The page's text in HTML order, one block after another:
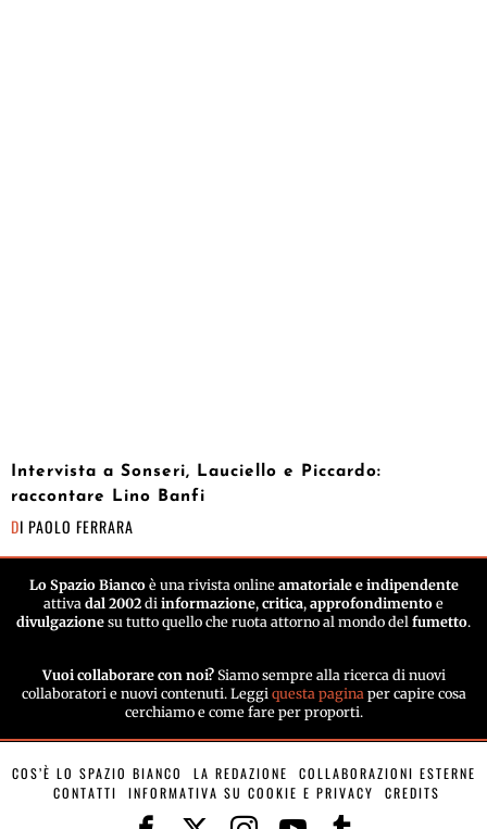
Intervista a Sonseri, Lauciello e Piccardo:
raccontare Lino Banfi
DI PAOLO FERRARA
Lo Spazio Biancoè una rivista online amatoriale e indipendente
attiva dal 2002 di informazione, critica, approfondimento e
divulgazione su tutto quello che ruota attorno al mondo del fumetto.
Vuoi collaborare con noi? Siamo sempre alla ricerca di nuovi
collaboratori e nuovi contenuti. Leggi questa paginaper capire cosa
cerchiamo e come fare per proporti.
COS’È LO SPAZIO BIANCO LA REDAZIONE
COLLABORAZIONI ESTERNE
CONTATTI
INFORMATIVA SU COOKIE E PRIVACY CREDITS